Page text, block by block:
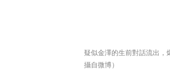
疑似金澤的生前對話流出
攝自微博）